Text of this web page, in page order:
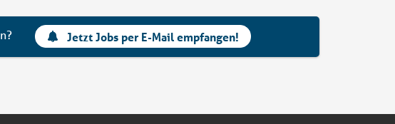
Jetzt Jobs per E-Mail empfangen!